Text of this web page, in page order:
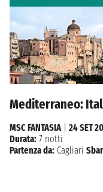
Mediterraneo:
MSC FANTASIA| 24 SET
Durata: 7 notti
Partenza da: Cagliari